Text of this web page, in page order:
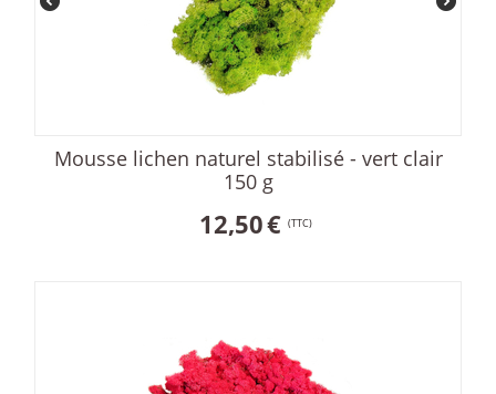
Mousse lichen naturel stabilisé - vert clair
150 g
12,50€ (TTC)